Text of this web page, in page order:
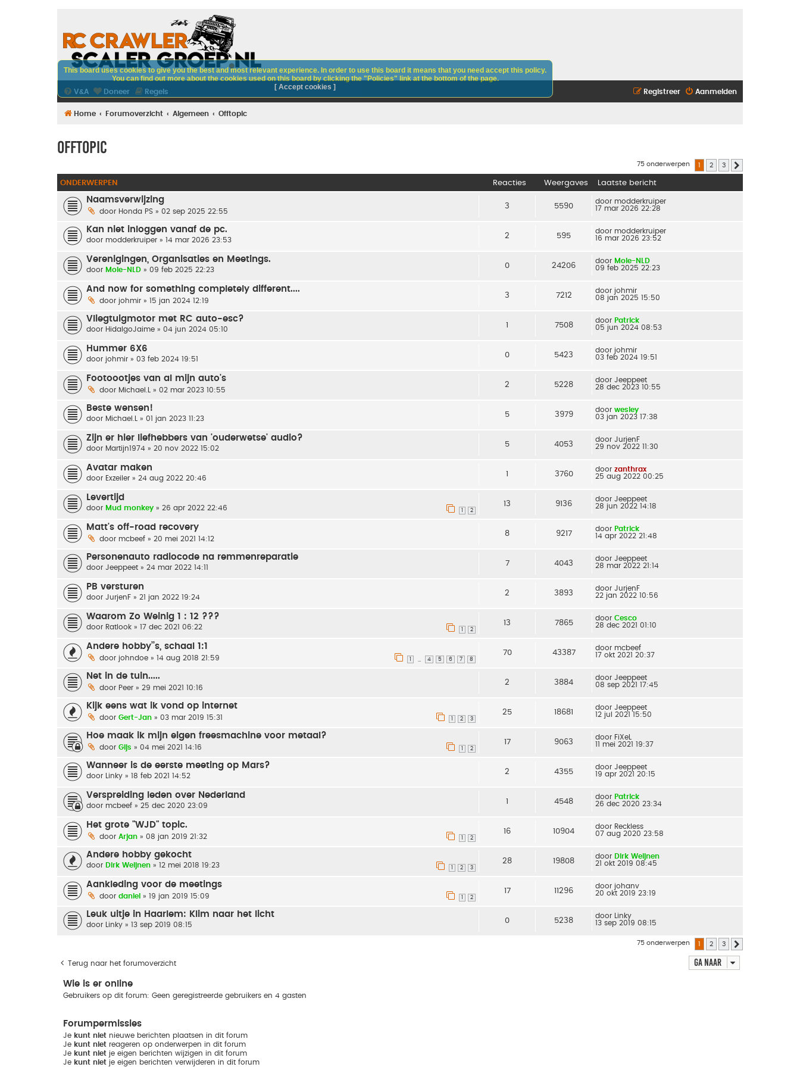
V&A Doneer Regels Aanmelden
Registreer
Home Forumoverzicht Algemeen Offtopic
Offtopic
75 onderwerpen 1 2 3
ONDERWERPEN Reacties Weergaves Laatste bericht
Naamsverwijzing
door Honda PS » 02 sep 2025 22:55
3 5590
door modderkruiper
17 mar 2026 22:28
Kan niet inloggen vanaf de pc.
door modderkruiper » 14 mar 2026 23:53 2 595
door modderkruiper
16 mar 2026 23:52
Verenigingen, Organisaties en Meetings.
door Mole-NLD » 09 feb 2025 22:23 0 24206
door Mole-NLD
09 feb 2025 22:23
And now for something completely different....
door johmir » 15 jan 2024 12:19
3 7212
door johmir
08 jan 2025 15:50
Vliegtuigmotor met RC auto-esc?
door HidalgoJaime » 04 jun 2024 05:10 1 7508
door Patrick
05 jun 2024 08:53
Hummer 6X6
door johmir » 03 feb 2024 19:51 0 5423
door johmir
03 feb 2024 19:51
Footoootjes van al mijn auto's
door Michael.L » 02 mar 2023 10:55
2 5228
door Jeeppeet
28 dec 2023 10:55
Beste wensen!
door Michael.L » 01 jan 2023 11:23 5 3979
door wesley
03 jan 2023 17:38
Zijn er hier liefhebbers van 'ouderwetse' audio?
door Martijn1974 » 20 nov 2022 15:02 5 4053
door JurjenF
29 nov 2022 11:30
Avatar maken
door Exzeiler » 24 aug 2022 20:46 1 3760
door zanthrax
25 aug 2022 00:25
Levertijd
door Mud monkey » 26 apr 2022 22:46 2
13 9136
door Jeeppeet
28 jun 2022 14:18
Matt's off-road recovery
door mcbeef » 20 mei 2021 14:12
8 9217
door Patrick
14 apr 2022 21:48
Personenauto radiocode na remmenreparatie
door Jeeppeet » 24 mar 2022 14:11 7 4043
door Jeeppeet
28 mar 2022 21:14
PB versturen
door JurjenF » 21 jan 2022 19:24 2 3893
door JurjenF
22 jan 2022 10:56
Waarom Zo Weinig 1 : 12 ???
door Ratlook » 17 dec 2021 06:22 2
13 7865
door Cesco
28 dec 2021 01:10
Andere hobby’’s, schaal 1:1
door johndoe » 14 aug 2018 21:59 … 4 5 6 7 8
70 43387
door mcbeef
17 okt 2021 20:37
Net in de tuin.....
door Peer » 29 mei 2021 10:16
2 3884
door Jeeppeet
08 sep 2021 17:45
Kijk eens wat ik vond op internet
door Gert-Jan » 03 mar 2019 15:31 2 3
25 18681
door Jeeppeet
12 jul 2021 15:50
Hoe maak ik mijn eigen freesmachine voor metaal?
door Gijs » 04 mei 2021 14:16 2
17 9063
door FiXeL
11 mei 2021 19:37
Wanneer is de eerste meeting op Mars?
door Linky » 18 feb 2021 14:52 2 4355
door Jeeppeet
19 apr 2021 20:15
Verspreiding leden over Nederland
door mcbeef » 25 dec 2020 23:09 1 4548
door Patrick
26 dec 2020 23:34
Het grote "WJD" topic.
door Arjan » 08 jan 2019 21:32 2
16 10904
door Reckless
07 aug 2020 23:58
Andere hobby gekocht
door Dirk Weijnen » 12 mei 2018 19:23 2 3
28 19808
door Dirk Weijnen
21 okt 2019 08:45
Aankleding voor de meetings
door daniel » 19 jan 2019 15:09 2
17 11296
door johanv
20 okt 2019 23:19
Leuk uitje in Haarlem: Klim naar het licht
door Linky » 13 sep 2019 08:15 0 5238
door
Linky
13 sep 2019 08:15
75 onderwerpen 1 2 3
Terug naar het forumoverzicht Ga naar
Wie is er online
Gebruikers op dit forum: Geen geregistreerde gebruikers en 4 gasten
Forumpermissies
Je kunt niet nieuwe berichten plaatsen in dit forum
Je kunt niet reageren op onderwerpen in dit forum
Je kunt niet je eigen berichten wijzigen in dit forum
Je kunt niet je eigen berichten verwijderen in dit forum
This board uses cookies to give you the best and most relevant experience. In order to use this board it means that you need accept this policy.
You can find out more about the cookies used on this board by clicking the "Policies" link at the bottom of the page.
[ Accept cookies ]